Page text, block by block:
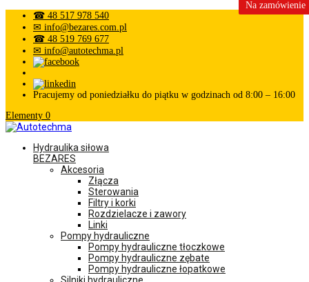
☎ 48 517 978 540
✉ info@bezares.com.pl
☎ 48 519 769 677
✉ info@autotechma.pl
Pracujemy od poniedziałku do piątku w godzinach od 8:00 – 16:00
Elementy 0
Hydraulika siłowa
BEZARES
Akcesoria
Złącza
Sterowania
Filtry i korki
Rozdzielacze i zawory
Linki
Pompy hydrauliczne
Pompy hydrauliczne tłoczkowe
Pompy hydrauliczne zębate
Pompy hydrauliczne łopatkowe
Na zamówienie